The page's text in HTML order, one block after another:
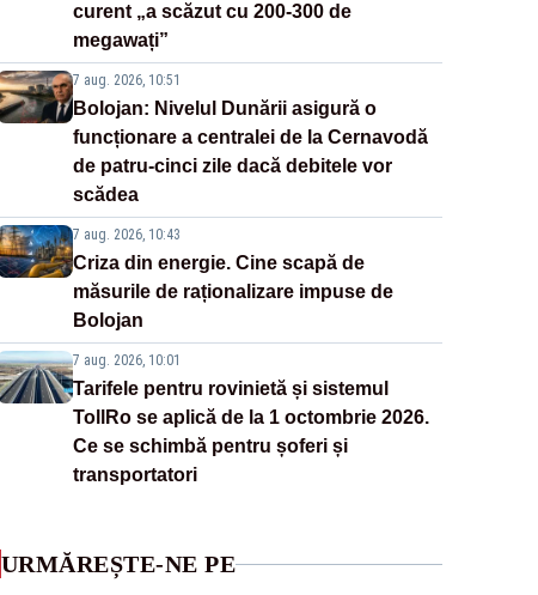
curent „a scăzut cu 200-300 de
megawați”
7 aug. 2026, 10:51
Bolojan: Nivelul Dunării asigură o
funcționare a centralei de la Cernavodă
de patru-cinci zile dacă debitele vor
scădea
7 aug. 2026, 10:43
Criza din energie. Cine scapă de
măsurile de raționalizare impuse de
Bolojan
7 aug. 2026, 10:01
Tarifele pentru rovinietă și sistemul
TollRo se aplică de la 1 octombrie 2026.
Ce se schimbă pentru șoferi și
transportatori
URMĂREȘTE-NE PE